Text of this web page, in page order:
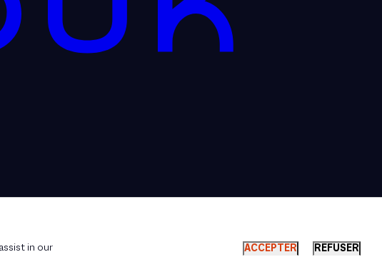
in our
ACCEPTER REFUSER